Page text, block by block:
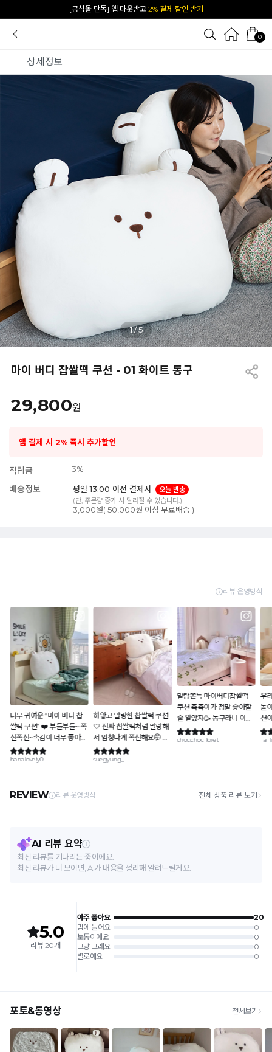
카카오 플친 추가하면1천원 즉시 할인 쿠폰
0
상세정보
1/5
마이 버디 찹쌀떡 쿠션 - 01 화이트 동구
29,800원
앱 결제 시 2% 즉시 추가할인
적립금 3%
배송정보 평일 13:00 이전 결제시
오늘 발송
(단, 주문량 증가 시 달라질 수 있습니다.)
3,000원( 50,000원 이상 무료배송 )